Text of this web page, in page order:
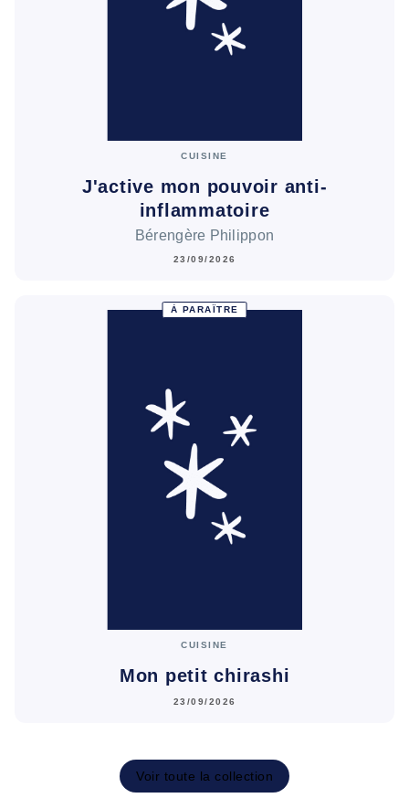
CUISINE
J'active mon pouvoir anti-
inflammatoire
Bérengère Philippon
23/09/2026
À PARAÎTRE
CUISINE
Mon petit chirashi
23/09/2026
Voir toute la collection